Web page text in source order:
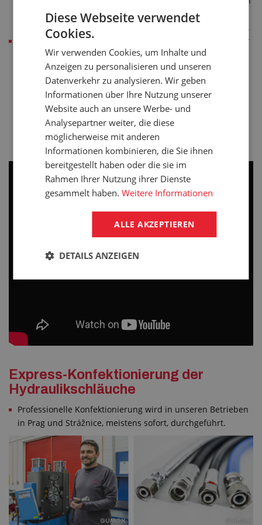
(z. B. Schläuche, Endarmaturen und Muffen) werden vom
renommierten italienischen Hersteller Afagomma geliefert.
Die Konfektionierung der Hydraulikschläuche erfolgt in der
Regel mit den folgenden Endarmaturen:
DKOL
DKOS
DKOR
ORFS
und weitere
Express-Konfektionierung der
Hydraulikschläuche
Professionelle Konfektionierung wird in unseren Betrieben
in Prag und Strážnice, meistens sofort, durchgeführt.
Diese Webseite verwendet
Cookies.
Wir verwenden Cookies, um Inhalte und
Anzeigen zu personalisieren und unseren
Datenverkehr zu analysieren. Wir geben
Informationen über Ihre Nutzung unserer
Website auch an unsere Werbe- und
Analysepartner weiter, die diese
möglicherweise mit anderen
Informationen kombinieren, die Sie ihnen
bereitgestellt haben oder die sie im
Rahmen Ihrer Nutzung ihrer Dienste
gesammelt haben.Weitere Informationen
ALLE AKZEPTIEREN
DETAILS ANZEIGEN